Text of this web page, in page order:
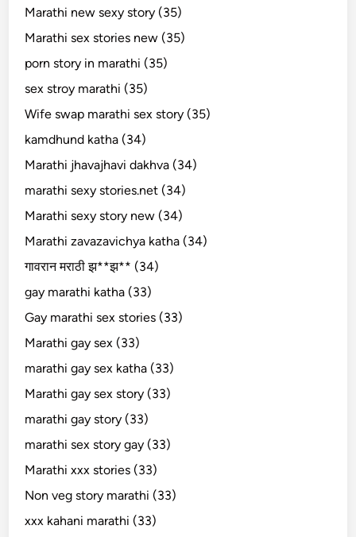
Marathi new sexy story (35)
Marathi sex stories new (35)
porn story in marathi (35)
sex stroy marathi (35)
Wife swap marathi sex story (35)
kamdhund katha (34)
Marathi jhavajhavi dakhva (34)
marathi sexy stories.net (34)
Marathi sexy story new (34)
Marathi zavazavichya katha (34)
गावरान मराठी झ**झ** (34)
gay marathi katha (33)
Gay marathi sex stories (33)
Marathi gay sex (33)
marathi gay sex katha (33)
Marathi gay sex story (33)
marathi gay story (33)
marathi sex story gay (33)
Marathi xxx stories (33)
Non veg story marathi (33)
xxx kahani marathi (33)